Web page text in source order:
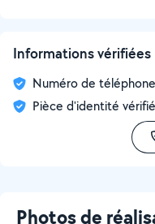
Informations vérifiées
Numéro de
Pièce d'identité
Photos de